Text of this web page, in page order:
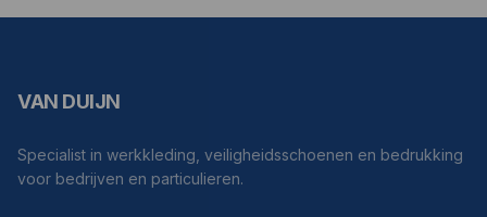
VAN DUIJN
Specialist in werkkleding, veiligheidsschoenen en bedrukking
voor bedrijven en particulieren.